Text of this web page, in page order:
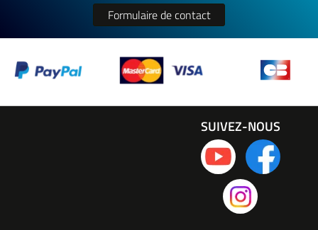
Formulaire de contact
SUIVEZ-NOUS